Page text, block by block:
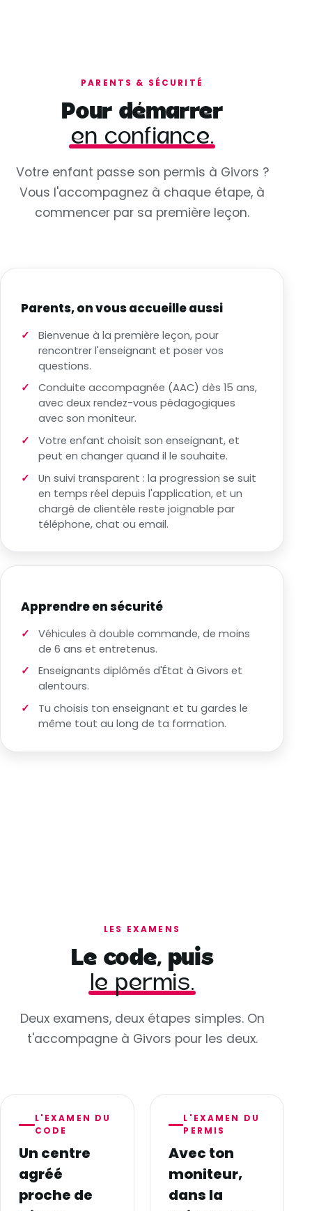
PARENTS & SÉCURITÉ
Pour démarrer
en confiance.
Votre enfant passe son permis à Givors ?
Vous l'accompagnez à chaque étape, à
commencer par sa première leçon.
Parents, on vous accueille aussi
Bienvenue à la première leçon, pour
rencontrer l'enseignant et poser vos
questions.
Conduite accompagnée (AAC) dès 15 ans,
avec deux rendez-vous pédagogiques
avec son moniteur.
Votre enfant choisit son enseignant, et
peut en changer quand il le souhaite.
Un suivi transparent : la progression se suit
en temps réel depuis l'application, et un
chargé de clientèle reste joignable par
téléphone, chat ou email.
Apprendre en sécurité
Véhicules à double commande, de moins
de 6 ans et entretenus.
Enseignants diplômés d'État à Givors et
alentours.
Tu choisis ton enseignant et tu gardes le
même tout au long de ta formation.
LES EXAMENS
Le code, puis
le permis.
Deux examens, deux étapes simples. On
t'accompagne à Givors pour les deux.
L'EXAMEN DU
CODE
Un centre
agréé
proche de
L'EXAMEN DU
PERMIS
Avec ton
moniteur,
dans la